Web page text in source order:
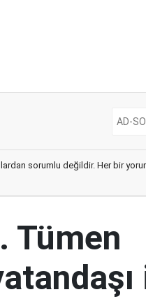
sorumlu değildir. Her bir
Tümen